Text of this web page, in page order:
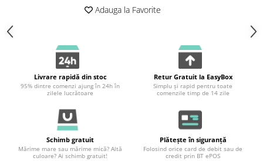
Adauga la Favorite
Livrare rapidă din stoc
95% dintre comenzi ajung în 24h în
zilele lucrătoare
Retur Gratuit la EasyBox
Simplu și rapid pentru toate
comenzile timp de 14 zile
Schimb gratuit
Mărime mare sau mărime mică? Altă
culoare? Ai schimb gratuit!
Plătește în siguranță
Folosind orice card de debit sau de
credit prin BT ePOS